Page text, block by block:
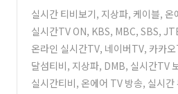
실시간 티비보기, 지상파, 케이블, 온
바로 TV
(0)
실시간TV ON, KBS, MBC, SBS,
온라인 실시간TV, 네이버TV, 카카
라이브
(0)
달섬티비, 지상파, DMB, 실시간TV
실시간티비, 온에어 TV 방송, 실시간